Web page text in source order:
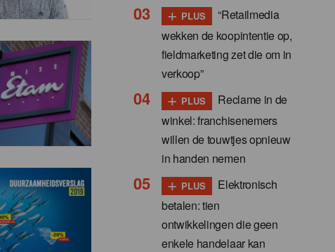
+ PLUS
“Retailmedia
wekken de koopintentie op,
fieldmarketing zet die om in
verkoop”
+ PLUS
Reclame in de
winkel: franchisenemers
willen de touwtjes opnieuw
in handen nemen
+ PLUS
Elektronisch
betalen: tien
ontwikkelingen die geen
enkele handelaar kan